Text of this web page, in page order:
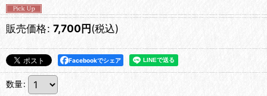
販売価格: 7,700円(税込)
Facebookでシェア
数量: